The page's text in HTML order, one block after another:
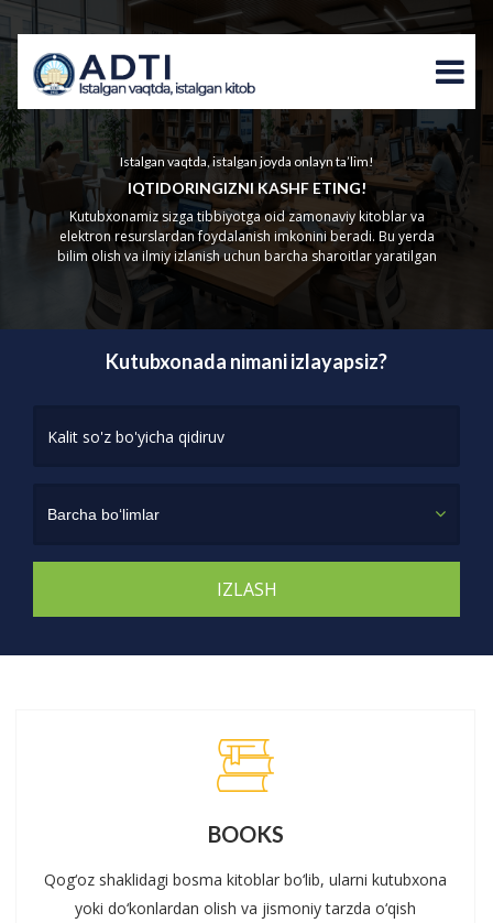
Istalgan vaqtda, istalgan joyda onlayn ta’lim!
IQTIDORINGIZNI KASHF ETING!
Kutubxonamiz sizga tibbiyotga oid zamonaviy kitoblar va
elektron resurslardan foydalanish imkonini beradi. Bu yerda
bilim olish va ilmiy izlanish uchun barcha sharoitlar yaratilgan
Kutubxonada nimani izlayapsiz?
Barcha bo‘limlar
BOOKS
Qog‘oz shaklidagi bosma kitoblar bo‘lib, ularni kutubxona
yoki do‘konlardan olish va jismoniy tarzda o‘qish